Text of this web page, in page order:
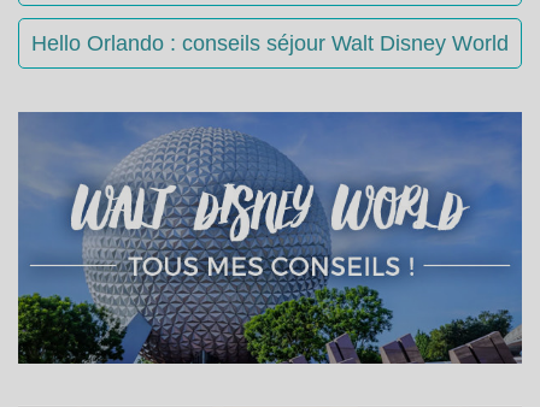
Hello Orlando : conseils séjour Walt Disney World